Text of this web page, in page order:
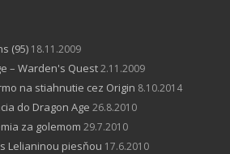
(95) 18.11.2009
– Warden's Quest2.11.2009
na stiahnutie cez Origin 8.10.2014
do Dragon Age 26.8.2010
za golemom 29.7.2010
Lelianinou piesňou 17.6.2010